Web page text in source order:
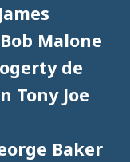
Malone
de
Tony Joe
Baker